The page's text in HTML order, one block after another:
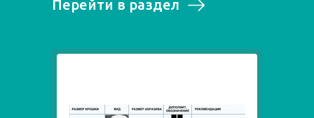
Перейти в раздел